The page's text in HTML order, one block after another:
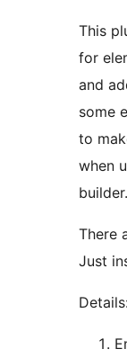
This
for
and
some
to
when
builder.
There
Just